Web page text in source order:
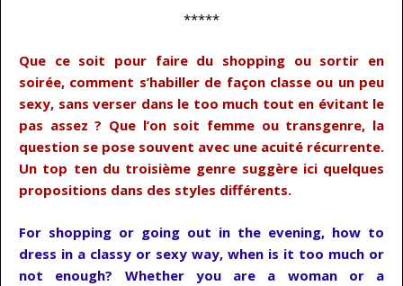
*****
Que ce soit pour faire du shopping ou sortir en
soirée, comment s’habiller de façon classe ou un peu
sexy, sans verser dans le too much tout en évitant le
pas assez ? Que l’on soit femme ou transgenre, la
question se pose souvent avec une acuité récurrente.
Un top ten du troisième genre suggère ici quelques
propositions dans des styles différents.
For shopping or going out in the evening, how to
dress in a classy or sexy way, when is it too much or
not enough? Whether you are a woman or a